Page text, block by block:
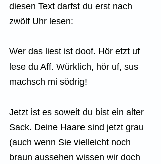
diesen Text darfst du erst nach
zwölf Uhr lesen:
Wer das liest ist doof. Hör etzt uf
lese du Aff. Würklich, hör uf, sus
machsch mi södrig!
Jetzt ist es soweit du bist ein alter
Sack. Deine Haare sind jetzt grau
(auch wenn Sie vielleicht noch
braun aussehen wissen wir doch